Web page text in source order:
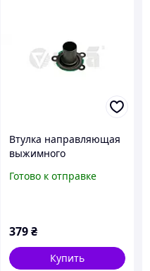
Втулка направляющая
выжимного
Skoda, Seat 1.4, 1.5, 1.6,
Готово к отправке
379 ₴
Купить